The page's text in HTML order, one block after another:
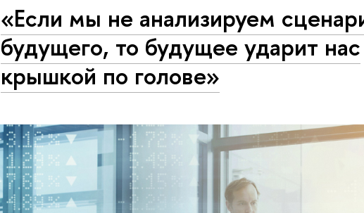
«Если мы не анализируем
будущего, то будущее ударит нас
крышкой по голове»